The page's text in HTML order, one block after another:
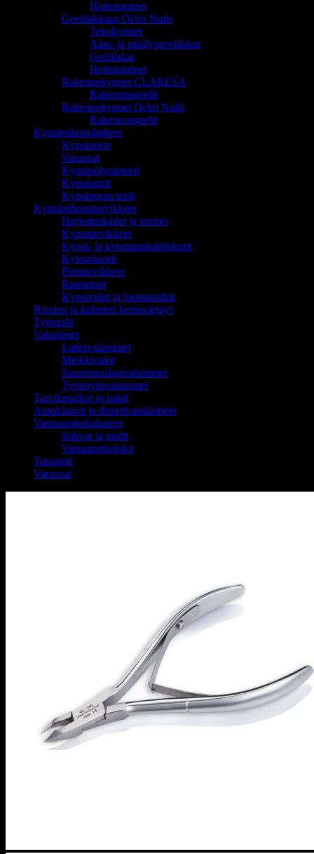
Hoitotuotteet
Geelilakkaus Ocho Nails
Tekokynnet
Alus- ja päällysgeelilakat
Geelilakat
Hoitotuotteet
Rakennekynnet CLARESA
Rakennusgeelit
Rakennekynnet Ocho Nails
Rakennusgeelit
Kynsienhoitolaitteet
Kynsiporat
Varaosat
Kynsipölynimurit
Kynsiuunit
Kynsiporan terät
Kynsienhoitotarvikkeet
Harjoituskädet ja sormet
Kynsitarvikkeet
Kynsi- ja kynsinauhaleikkurit
Kynsimuotit
Pientarvikkeet
Rannetuet
Kynsiviilat ja hiontapalkit
Ripsien ja kulmien kestovärjäys
Työtuolit
Valaisimet
Lattiavalaisimet
Meikkivalot
Suurennuslasivalaisimet
Työpöytävalaisimet
Tarvikesalkut ja pakit
Autoklaavit ja desinfiointilaitteet
Vastaanottokalusteet
Sohvat ja tuolit
Vastaanottotiskit
Tatuointi
Varaosat